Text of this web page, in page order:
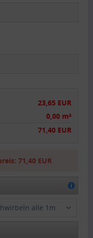
23,65 EUR
0,00 m²
71,40 EUR
71,40 EUR
alle 1m